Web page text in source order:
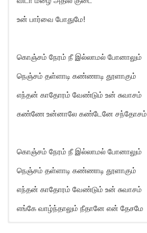
உன் பார்வை போதுமே!
கொஞ்சம் நேரம் நீ இல்லாமல் போனாலும்
நெஞ்சம் தள்ளாடி கண்ணாடி தூளாகும்
எந்தன் காதோரம் வேண்டும் உன் சுவாசம்
கண்ணே உன்னாலே கண்டேனே சந்தோசம்
கொஞ்சம் நேரம் நீ இல்லாமல் போனாலும்
நெஞ்சம் தள்ளாடி கண்ணாடி தூளாகும்
எந்தன் காதோரம் வேண்டும் உன் சுவாசம்
எங்கே வாழ்ந்தாலும் நீதானே என் தேசமே